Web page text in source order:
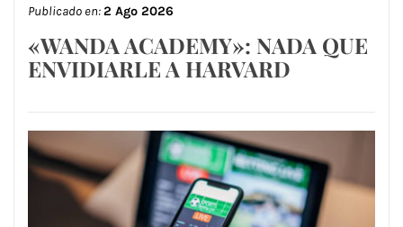
Publicado en:2 Ago 2026
«WANDA ACADEMY»: NADA QUE
ENVIDIARLE A HARVARD